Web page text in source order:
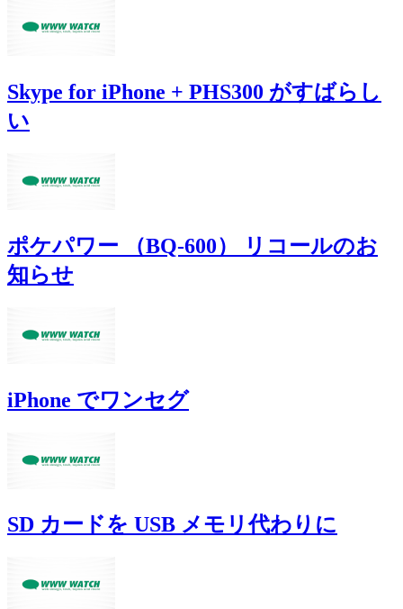
Skype for iPhone + PHS300 がすばらし
い
ポケパワー （BQ-600） リコールのお
知らせ
iPhone でワンセグ
SD カードを USB メモリ代わりに